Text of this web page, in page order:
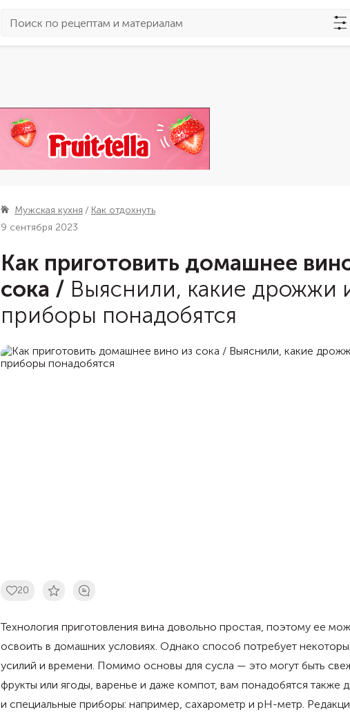
Мужская кухня
Как отдохнуть
9 сентября 2023
Как приготовить домашнее
сока / Выяснили, какие дрожжи
приборы понадобятся
20
Технология приготовления вина довольно простая, поэтому ее
освоить в домашних условиях. Однако способ потребует
усилий и времени. Помимо основы для сусла — это могут быть
фрукты или ягоды, варенье и даже компот, вам понадобятся также
и специальные приборы: например, сахарометр и pН-метр.